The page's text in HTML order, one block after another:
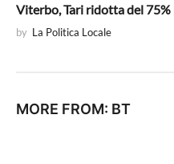
Viterbo, Tari ridotta del 75%
by La Politica Locale
MORE FROM: BT